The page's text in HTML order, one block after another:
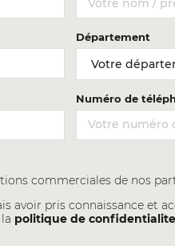
Département
Numéro de
commerciales de nos
avoir pris connaissance et
politique de confidentialite